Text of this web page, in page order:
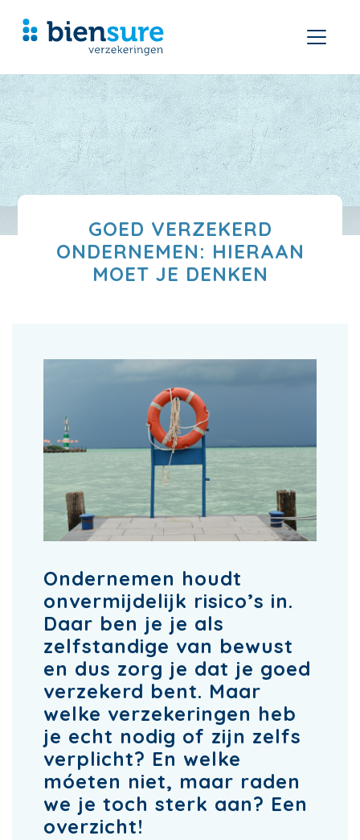
GOED VERZEKERD
ONDERNEMEN: HIERAAN
MOET JE DENKEN
Ondernemen houdt
onvermijdelijk risico’s in.
Daar ben je je als
zelfstandige van bewust
en dus zorg je dat je goed
verzekerd bent. Maar
welke verzekeringen heb
je echt nodig of zijn zelfs
verplicht? En welke
móeten niet, maar raden
we je toch sterk aan? Een
overzicht!